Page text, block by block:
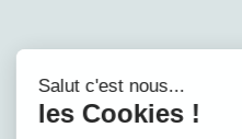
Salut c'est nous...
les Cookies !